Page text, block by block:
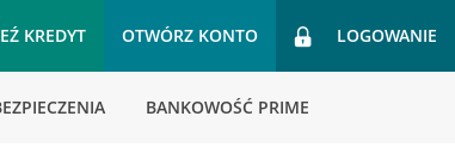
KREDYT OTWÓRZ KONTO LOGOWANIE
BANKOWOŚĆ PRIME